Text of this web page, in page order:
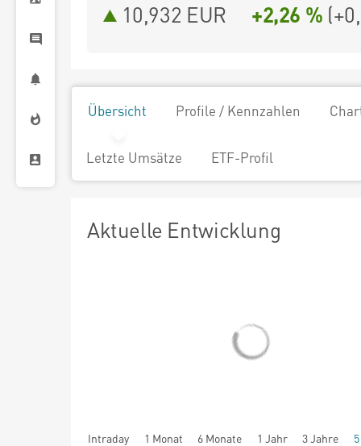
10,932 EUR +2,26 % (
Übersicht Profile / Kennzahlen
Letzte Umsätze ETF-Profil
Aktuelle Entwicklung
Intraday 1 Monat 6 Monate 1 Jahr 3 Jahre